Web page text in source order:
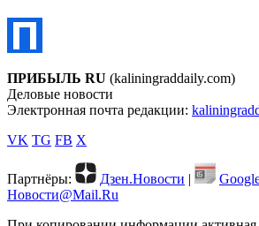
ПРИБЫЛЬ RU (kaliningraddaily.com)
Деловые новости
Электронная почта редакции:
VK TG FB X
Партнёры: Дзен.Новости |
Новости@Mail.Ru